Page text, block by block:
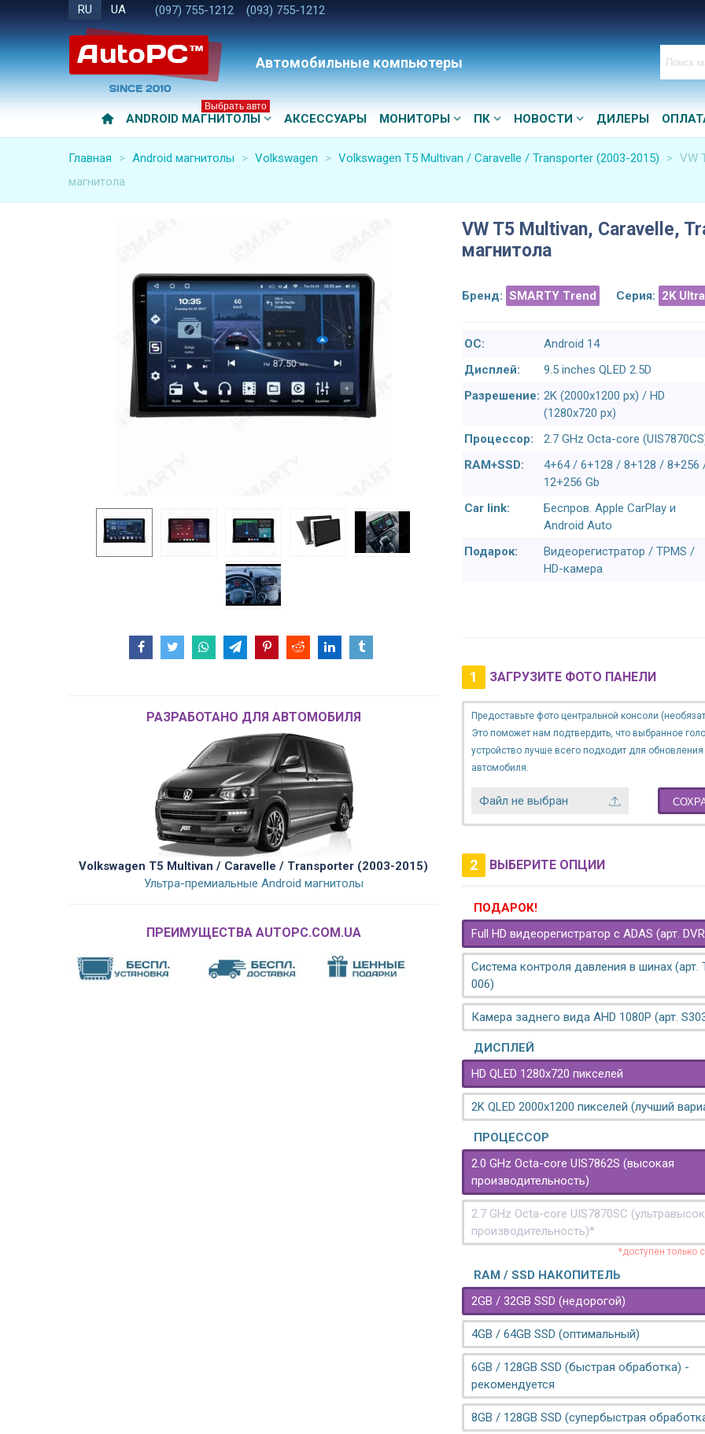
RU UA (097) 755-1212 (093) 755-1212
Автомобильные компьютеры
ANDROID МАГНИТОЛЫ
Выбрать авто
АКСЕССУАРЫ МОНИТОРЫ ПК НОВОСТИ ДИЛЕРЫ
Главная > Android магнитолы > Volkswagen > Volkswagen T5 Multivan / Caravelle / Transporter (2003-2015) > VW
магнитола
РАЗРАБОТАНО ДЛЯ АВТОМОБИЛЯ
Volkswagen T5 Multivan / Caravelle / Transporter (2003-2015)
Ультра-премиальные Android магнитолы
ПРЕИМУЩЕСТВА AUTOPC.COM.UA
VW T5 Multivan, Caravelle,
магнитола
Бренд: SMARTY Trend Серия: 2K
ОС:
Android 14
Дисплей:
9.5 inches QLED 2.5D
Разрешение: 2K (2000x1200 px) / HD
(1280x720 px)
Процессор:
2.7 GHz Octa-core
RAM+SSD:
4+64 / 6+128 / 8+128 / 8+256
12+256 Gb
Car link:
Беспров. Apple CarPlay и
Android Auto
Подарок:
Видеорегистратор / TPMS /
HD-камера
1 ЗАГРУЗИТЕ ФОТО ПАНЕЛИ
Предоставьте фото центральной консоли
Это поможет нам подтвердить, что выбранное
устройство лучше всего подходит для
автомобиля.
Файл не выбран
2 ВЫБЕРИТЕ ОПЦИИ
ПОДАРОК!
Full HD видеорегистратор с ADAS (арт.
Система контроля давления в шинах (арт.
006)
Камера заднего вида AHD 1080P (арт.
ДИСПЛЕЙ
HD QLED 1280x720 пикселей
2K QLED 2000х1200 пикселей (лучший
ПРОЦЕССОР
2.0 GHz Octa-core UIS7862S (высокая
производительность)
2.7 GHz Octa-core UIS7870SC
производительность)*
*доступен только
RAM / SSD НАКОПИТЕЛЬ
2GB / 32GB SSD (недорогой)
4GB / 64GB SSD (оптимальный)
6GB / 128GB SSD (быстрая обработка) -
рекомендуется
8GB / 128GB SSD (супербыстрая